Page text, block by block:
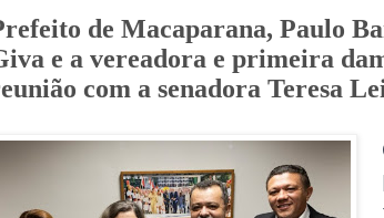
de Macaparana, Paulo
e a vereadora e primeira
com a senadora Teresa